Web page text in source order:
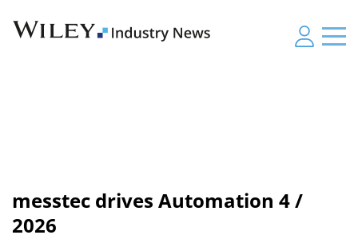
messtec drives Automation 4 /
2026